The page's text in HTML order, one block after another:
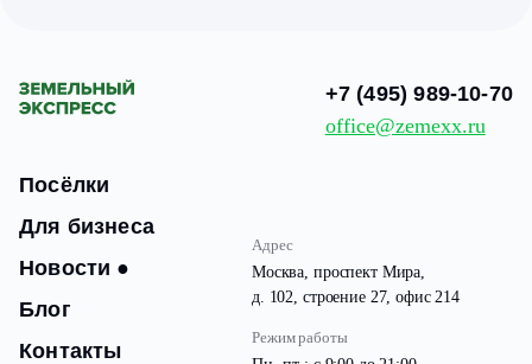
Посёлки
Для бизнеса
Новости ●
Блог
Контакты
Адрес
Москва, проспект Мира,
д. 102, строение 27, офис 214
Режим работы
+7 (495) 989-10-70
office@zemexx.ru